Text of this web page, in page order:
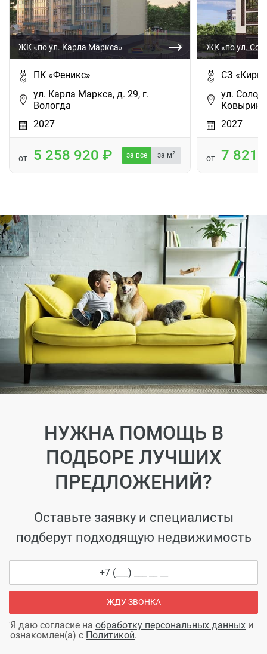
ЖК «по ул. Карла Маркса»
ПК «Феникс»
ул. Карла Маркса, д. 29, г.
Вологда
2027
от 5 258 920 за все за м2
ЖК «по ул.
СЗ
ул.
Ковырино
2027
от 7 821
НУЖНА ПОМОЩЬ В
ПОДБОРЕ ЛУЧШИХ
ПРЕДЛОЖЕНИЙ?
Оставьте заявку и специалисты
подберут подходящую недвижимость
ЖДУ ЗВОНКА
Я даю согласие на обработку персональных данных и
ознакомлен(а) с Политикой.